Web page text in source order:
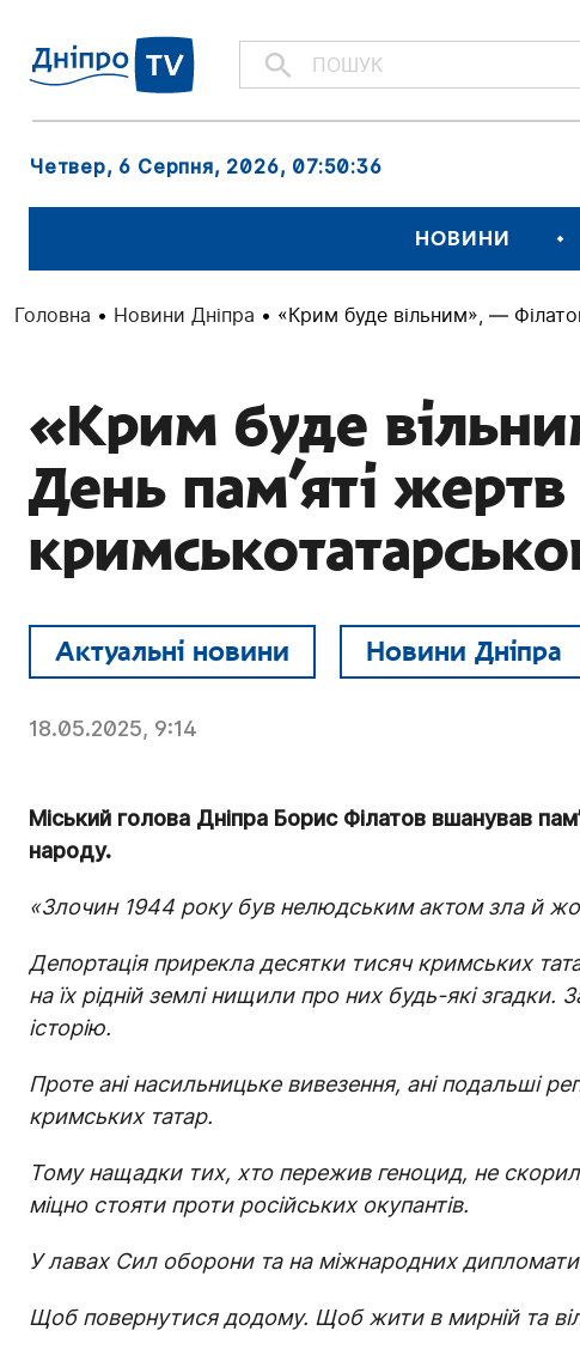
Четвер, 6 Серпня, 2026, 07:50:37
НОВИНИ
Головна • Новини Дніпра • «Крим буде вільним», —
«Крим буде
День пам’яті
Актуальні новини Новини Дніпра
18.05.2025, 9:14
Міський голова Дніпра Борис Філатов вшанував
народу.
«Злочин 1944 року був нелюдським актом зла й
Депортація прирекла десятки тисяч кримських
на їх рідній землі нищили про них будь-які
історію.
Проте ані насильницьке вивезення, ані подальші
кримських татар.
Тому нащадки тих, хто пережив геноцид, не
міцно стояти проти російських окупантів.
У лавах Сил оборони та на міжнародних
Щоб повернутися додому. Щоб жити в мирній та